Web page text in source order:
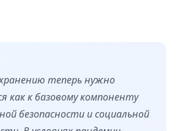
теперь нужно
как к базовому компоненту
безопасности и социальной